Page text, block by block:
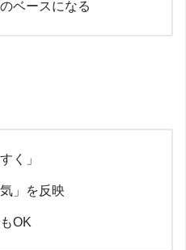
ベースになる
く」
」を反映
OK